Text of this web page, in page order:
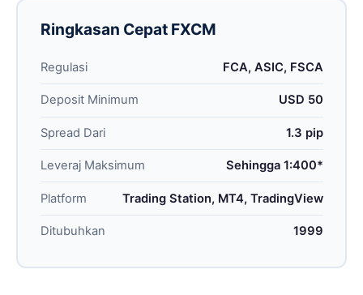
Ringkasan Cepat FXCM
Regulasi FCA, ASIC, FSCA
Deposit Minimum USD 50
Spread Dari 1.3 pip
Leveraj Maksimum Sehingga 1:400*
Platform Trading Station, MT4, TradingView
Ditubuhkan 1999